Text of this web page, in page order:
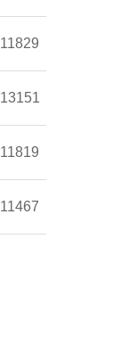
11829
13151
11819
11467